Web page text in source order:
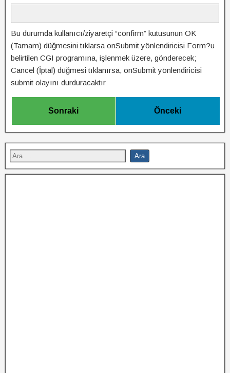
Bu durumda kullanıcı/ziyaretçi “confirm” kutusunun OK
(Tamam) düğmesini tıklarsa onSubmit yönlendiricisi Form?u
belirtilen CGI programına, işlenmek üzere, gönderecek;
Cancel (İptal) düğmesi tıklanırsa, onSubmit yönlendiricisi
submit olayını durduracaktır
Sonraki Önceki